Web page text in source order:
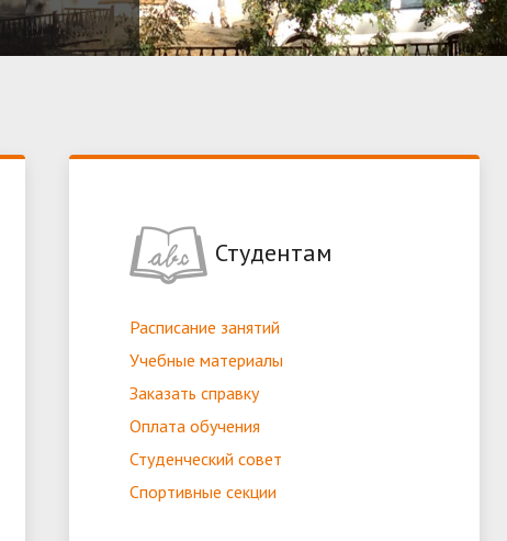
Студентам
Расписание занятий
Учебные материалы
Заказать справку
Оплата обучения
Студенческий совет
Спортивные секции